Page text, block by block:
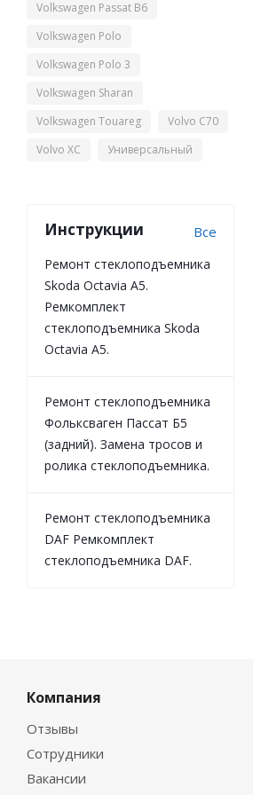
Volkswagen Passat B6
Volkswagen Polo
Volkswagen Polo 3
Volkswagen Sharan
Volkswagen Touareg
Volvo C70
Volvo XC
Универсальный
Инструкции Все
Ремонт стеклоподъемника
Skoda Octavia A5.
Ремкомплект
стеклоподъемника Skoda
Octavia A5.
Ремонт стеклоподъемника
Фольксваген Пассат Б5
(задний). Замена тросов и
ролика стеклоподъемника.
Ремонт стеклоподъемника
DAF Ремкомплект
стеклоподъемника DAF.
Компания
Отзывы
Сотрудники
Вакансии